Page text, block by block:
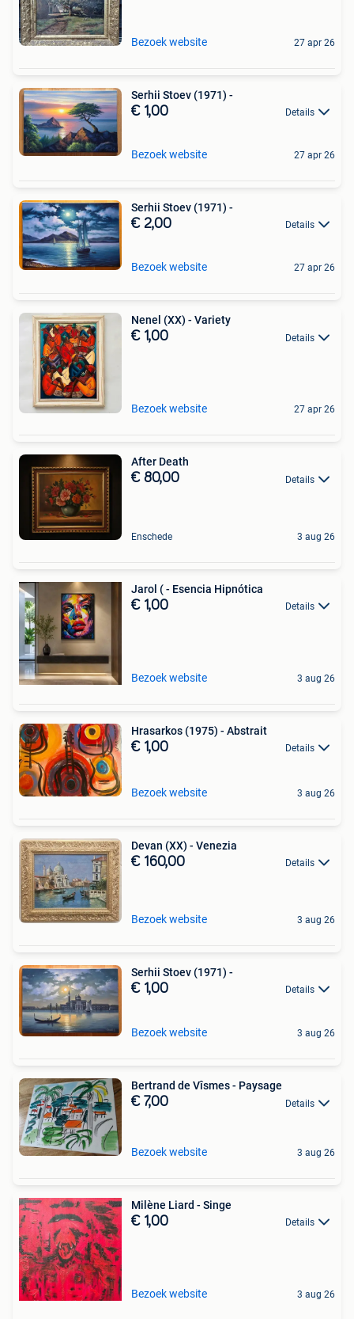
Bezoek website 27 apr 26
Serhii Stoev (1971) -
€ 1,00 Details
Bezoek website 27 apr 26
Serhii Stoev (1971) -
€ 2,00 Details
Bezoek website 27 apr 26
Nenel (XX) - Variety
€ 1,00 Details
Bezoek website 27 apr 26
After Death
€ 80,00 Details
Enschede 3 aug 26
Jarol ( - Esencia Hipnótica
€ 1,00 Details
Bezoek website 3 aug 26
Hrasarkos (1975) - Abstrait
€ 1,00 Details
Bezoek website 3 aug 26
Devan (XX) - Venezia
€ 160,00 Details
Bezoek website 3 aug 26
Serhii Stoev (1971) -
€ 1,00 Details
Bezoek website 3 aug 26
Bertrand de Vîsmes - Paysage
€ 7,00 Details
Bezoek website 3 aug 26
Milène Liard - Singe
€ 1,00 Details
Bezoek website 3 aug 26